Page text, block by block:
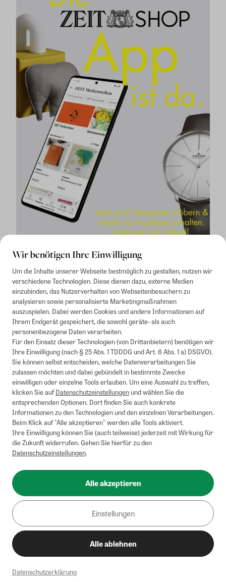
Wir benötigen Ihre Einwilligung
Um die Inhalte unserer Webseite bestmöglich zu gestalten, nutzen wir
verschiedene Technologien. Diese dienen dazu, externe Medien
einzubinden, das Nutzerverhalten von Webseitenbesuchern zu
analysieren sowie personalisierte Marketingmaßnahmen
auszuspielen. Dabei werden Cookies und andere Informationen auf
Ihrem Endgerät gespeichert, die sowohl geräte- als auch
personenbezogene Daten verarbeiten.
Für den Einsatz dieser Technologien (von Drittanbietern) benötigen wir
Ihre Einwilligung (nach § 25 Abs. 1 TDDDG und Art. 6 Abs. 1 a) DSGVO).
Sie können selbst entscheiden, welche Datenverarbeitungen Sie
zulassen möchten und dabei gebündelt in bestimmte Zwecke
einwilligen oder einzelne Tools erlauben. Um eine Auswahl zu treffen,
klicken Sie aufDatenschutzeinstellungenund wählen Sie die
entsprechenden Optionen. Dort finden Sie auch konkrete
Informationen zu den Technologien und den einzelnen Verarbeitungen.
Beim Klick auf "Alle akzeptieren" werden alle Tools aktiviert.
Ihre Einwilligung können Sie (auch teilweise) jederzeit mit Wirkung für
die Zukunft widerrufen. Gehen Sie hierfür zu den
Datenschutzeinstellungen.
Alle akzeptieren
Einstellungen
Alle ablehnen
Datenschutzerklärung
1Mindestbestellwert von 50€. Nicht anwendbar auf Produkte, die der
Buchpreisbindung unterliegen, ZEIT-Akademie, e-Books. Keine
Barauszahlung möglich. Nicht mit weiteren Gutscheinen/Rabatten
kombinierbar.
Briefsendungen sind vom kostenlosen Rückversand ausgeschlossen.
Weitere Informationen zu Rücksendungen finden Sie hier.
Alle Preise inkl. gesetzl. MwSt. zzgl. Versandkosten
© 2002-2026 - Zeitverlag Gerd Bucerius GmbH & Co. KG
AGB
Widerrufsbelehrung
Barrierefreiheit
Cookies/Tracking
Instagram Pinterest